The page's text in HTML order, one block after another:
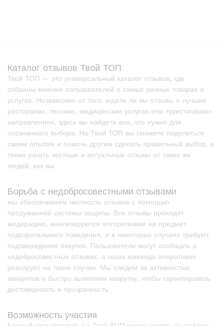
Каталог отзывов Твой ТОП
Твой ТОП — это универсальный каталог отзывов, где
собраны мнения пользователей о самых разных товарах и
услугах. Независимо от того, ищете ли вы отзывы о лучших
ресторанах, технике, медицинских услугах или туристических
направлениях, здесь вы найдете все, что нужно для
осознанного выбора. На Твой ТОП вы сможете поделиться
своим опытом и помочь другим сделать правильный выбор, а
также узнать честные и актуальные отзывы от таких же
людей, как вы
Борьба с недобросовестными отзывами
мы обеспечиваем честность отзывов с помощью
продуманной системы защиты. Все отзывы проходят
модерацию, анализируются алгоритмами на предмет
подозрительного поведения, и в некоторых случаях требуют
подтверждения покупок. Пользователи могут сообщать о
недобросовестных отзывах, а наша команда оперативно
реагирует на такие случаи. Мы следим за активностью
аккаунтов и быстро выявляем накрутку, чтобы гарантировать
достоверность и прозрачность
Возможность участия